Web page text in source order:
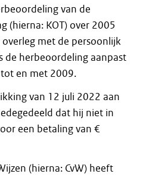
van de
(hierna: KOT) over 2005
met de persoonlijk
de herbeoordeling aanpast
en met 2009.
van 12 juli 2022 aan
dat hij niet in
een betaling van €
(hierna: CvW) heeft